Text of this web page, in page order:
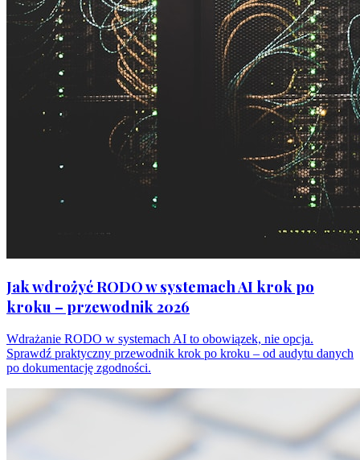
Jak wdrożyć RODO w systemach AI krok po
kroku – przewodnik 2026
Wdrażanie RODO w systemach AI to obowiązek, nie opcja.
Sprawdź praktyczny przewodnik krok po kroku – od audytu danych
po dokumentację zgodności.